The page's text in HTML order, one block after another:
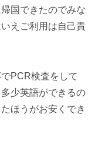
国できたのでみな
えご利用は自己責
PCR検査をして
少英語ができるの
ほうがお安くでき